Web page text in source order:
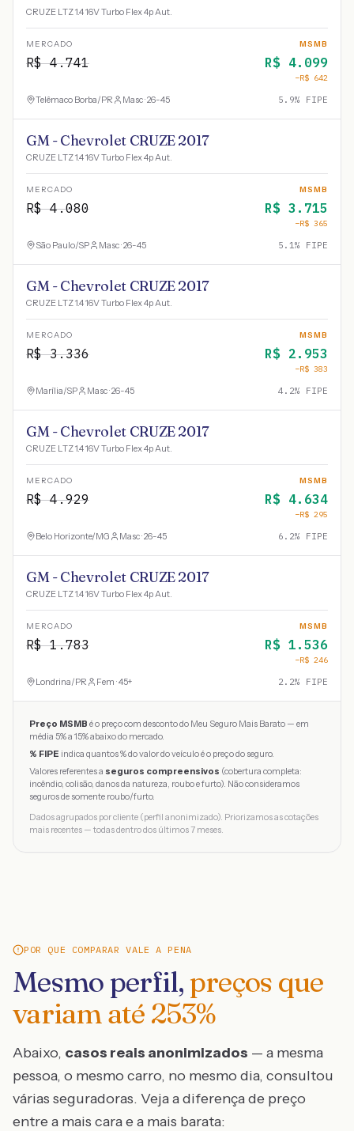
CRUZE LTZ 1.4 16V Turbo Flex 4p Aut.
MERCADO
R$4.741
MSMB
R$ 4.099
−R$ 642
Telêmaco Borba/PR Masc · 26-45 5.9% FIPE
GM - Chevrolet CRUZE 2017
CRUZE LTZ 1.4 16V Turbo Flex 4p Aut.
MERCADO
R$4.080
MSMB
R$ 3.715
−R$ 365
São Paulo/SP Masc · 26-45 5.1% FIPE
GM - Chevrolet CRUZE 2017
CRUZE LTZ 1.4 16V Turbo Flex 4p Aut.
MERCADO
R$3.336
MSMB
R$ 2.953
−R$ 383
Marília/SP Masc · 26-45 4.2% FIPE
GM - Chevrolet CRUZE 2017
CRUZE LTZ 1.4 16V Turbo Flex 4p Aut.
MERCADO
R$4.929
MSMB
R$ 4.634
−R$ 295
Belo Horizonte/MG Masc · 26-45 6.2% FIPE
GM - Chevrolet CRUZE 2017
CRUZE LTZ 1.4 16V Turbo Flex 4p Aut.
MERCADO
R$1.783
MSMB
R$ 1.536
−R$ 246
Londrina/PR Fem · 45+ 2.2% FIPE
Preço MSMB é o preço com desconto do Meu Seguro Mais Barato — em
média 5% a 15% abaixo do mercado.
% FIPE indica quantos % do valor do veículo é o preço do seguro.
Valores referentes a seguros compreensivos (cobertura completa:
incêndio, colisão, danos da natureza, roubo e furto). Não consideramos
seguros de somente roubo/furto.
Dados agrupados por cliente (perfil anonimizado). Priorizamos as cotações
mais recentes — todas dentro dos últimos 7 meses.
POR QUE COMPARAR VALE A PENA
Mesmo perfil, preços que
variam até 253%
Abaixo, casos reais anonimizados — a mesma
pessoa, o mesmo carro, no mesmo dia, consultou
várias seguradoras. Veja a diferença de preço
entre a mais cara e a mais barata: